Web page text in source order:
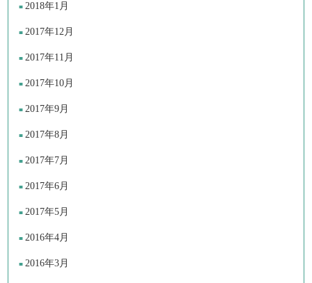
2018年1月
2017年12月
2017年11月
2017年10月
2017年9月
2017年8月
2017年7月
2017年6月
2017年5月
2016年4月
2016年3月